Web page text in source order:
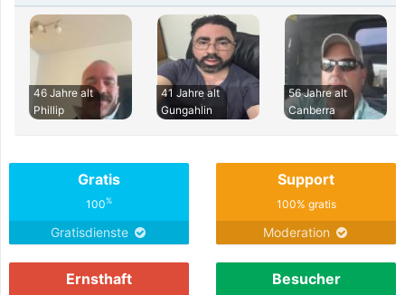
46 Jahre alt
Phillip
41 Jahre alt
Gungahlin
56 Jahre alt
Canberra
Gratis
100%
Gratisdienste
Support
100% gratis
Moderation
Ernsthaft Besucher